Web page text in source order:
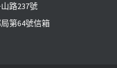
路237號
第64號信箱